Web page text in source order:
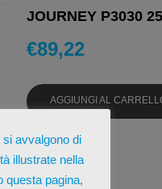
JOURNEY P3030
€89,22
AGGIUNGI AL
avvalgono di
illustrate nella
questa pagina,